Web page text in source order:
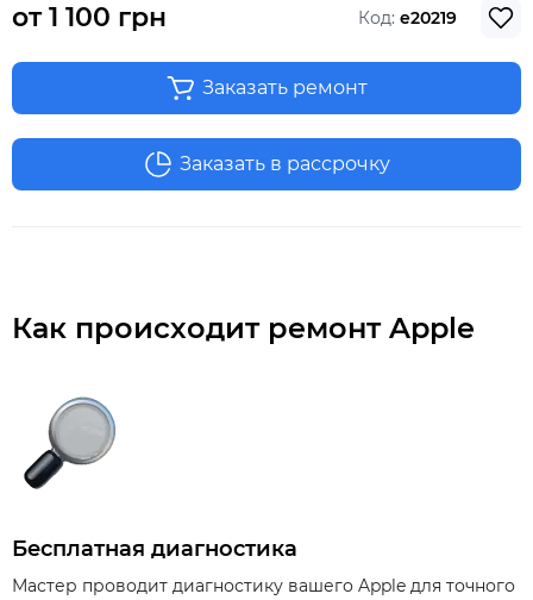
от 1 100 грн Код: e20219
Заказать ремонт
Заказать в рассрочку
Как происходит ремонт Apple
Бесплатная диагностика
Мастер проводит диагностику вашего Apple для точного